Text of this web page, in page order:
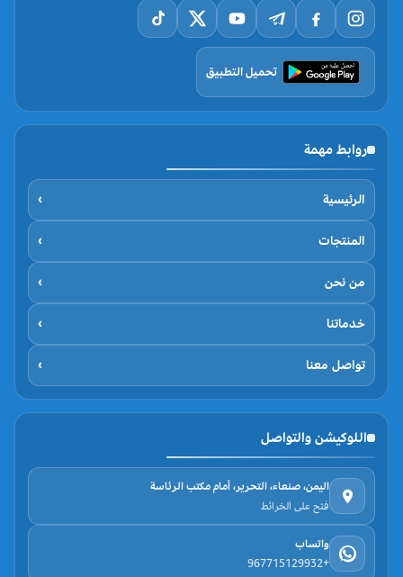
تحميل التطبيق
روابط مهمة
الرئيسية ›
المنتجات ›
من نحن ›
خدماتنا ›
تواصل معنا ›
اللوكيشن والتواصل
اليمن، صنعاء، التحرير، أمام مكتب الرئاسة
فتح على الخرائط
واتساب
+967715129932